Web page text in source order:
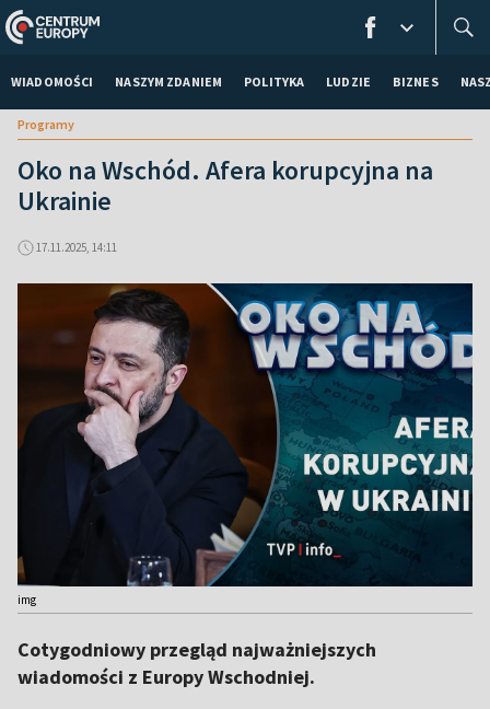
WIADOMOŚCI NASZYM ZDANIEM POLITYKA LUDZIE BIZNES
Programy
Oko na Wschód. Afera korupcyjna na
Ukrainie
17.11.2025, 14:11
img
Cotygodniowy przegląd najważniejszych
wiadomości z Europy Wschodniej.